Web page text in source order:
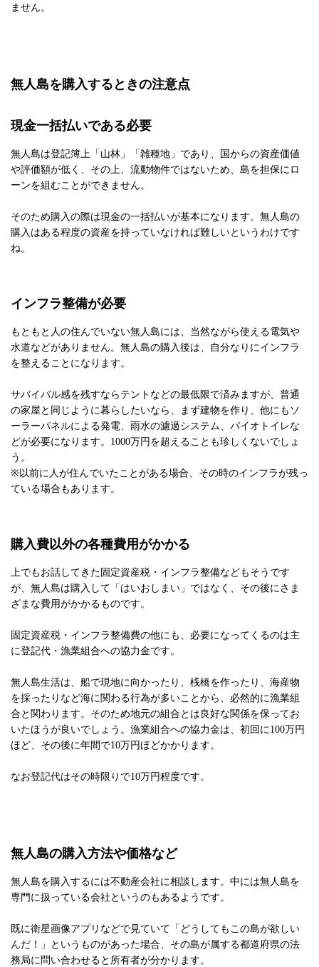
ません。
無人島を購入するときの注意点
現金一括払いである必要
無人島は登記簿上「山林」「雑種地」であり、国からの資産価値
や評価額が低く、その上、流動物件ではないため、島を担保にロ
ーンを組むことができません。
そのため購入の際は現金の一括払いが基本になります。無人島の
購入はある程度の資産を持っていなければ難しいというわけです
ね。
インフラ整備が必要
もともと人の住んでいない無人島には、当然ながら使える電気や
水道などがありません。無人島の購入後は、自分なりにインフラ
を整えることになります。
サバイバル感を残すならテントなどの最低限で済みますが、普通
の家屋と同じように暮らしたいなら、まず建物を作り、他にもソ
ーラーパネルによる発電、雨水の濾過システム、バイオトイレな
どが必要になります。1000万円を超えることも珍しくないでしょ
う。
※以前に人が住んでいたことがある場合、その時のインフラが残っ
ている場合もあります。
購入費以外の各種費用がかかる
上でもお話してきた固定資産税・インフラ整備などもそうです
が、無人島は購入して「はいおしまい」ではなく、その後にさま
ざまな費用がかかるものです。
固定資産税・インフラ整備費の他にも、必要になってくるのは主
に登記代・漁業組合への協力金です。
無人島生活は、船で現地に向かったり、桟橋を作ったり、海産物
を採ったりなど海に関わる行為が多いことから、必然的に漁業組
合と関わります。そのため地元の組合とは良好な関係を保ってお
いたほうが良いでしょう。漁業組合への協力金は、初回に100万円
ほど、その後に年間で10万円ほどかかります。
なお登記代はその時限りで10万円程度です。
無人島の購入方法や価格など
無人島を購入するには不動産会社に相談します。中には無人島を
専門に扱っている会社というのもあるようです。
既に衛星画像アプリなどで見ていて「どうしてもこの島が欲しい
んだ！」というものがあった場合、その島が属する都道府県の法
務局に問い合わせると所有者が分かります。